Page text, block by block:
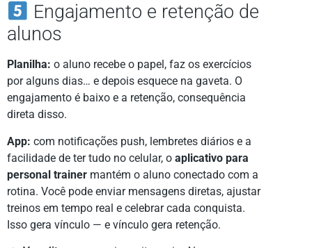
Engajamento e retenção de
alunos
Planilha: o aluno recebe o papel, faz os exercícios
por alguns dias… e depois esquece na gaveta. O
engajamento é baixo e a retenção, consequência
direta disso.
App: com notificações push, lembretes diários e a
facilidade de ter tudo no celular, o aplicativo para
personal trainer mantém o aluno conectado com a
rotina. Você pode enviar mensagens diretas, ajustar
treinos em tempo real e celebrar cada conquista.
Isso gera vínculo — e vínculo gera retenção.